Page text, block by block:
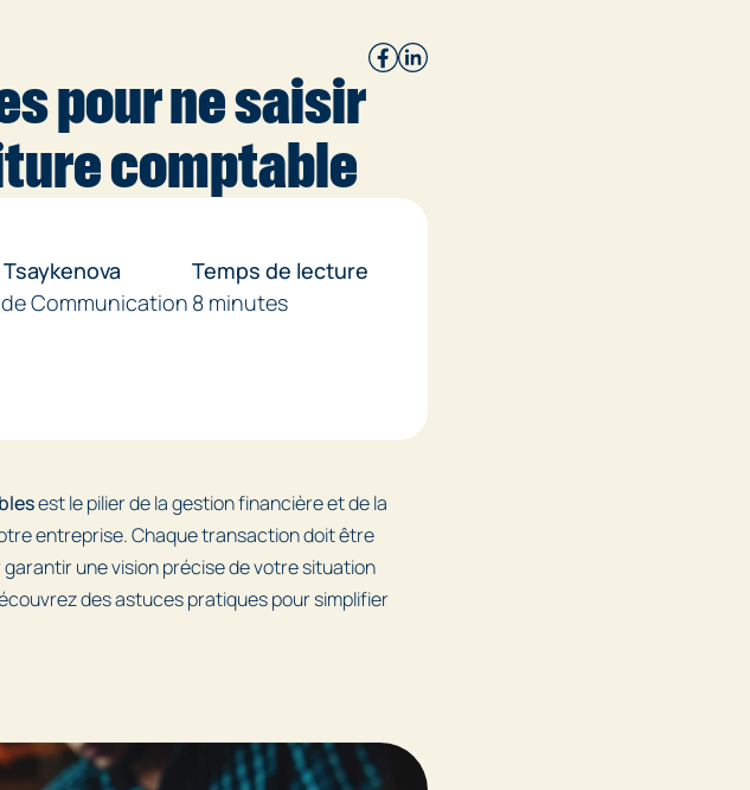
pour ne saisir
comptable
Communication
Temps de lecture
8 minutes
est le pilier de la gestion financière et de la
entreprise. Chaque transaction doit être
une vision précise de votre situation
des astuces pratiques pour simplifier